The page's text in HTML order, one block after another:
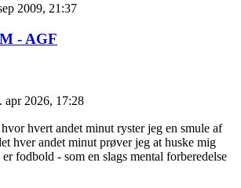
2009, 21:37
- AGF
apr 2026, 17:28
hvert andet minut ryster jeg en smule af
hver andet minut prøver jeg at huske mig
fodbold - som en slags mental forberedelse